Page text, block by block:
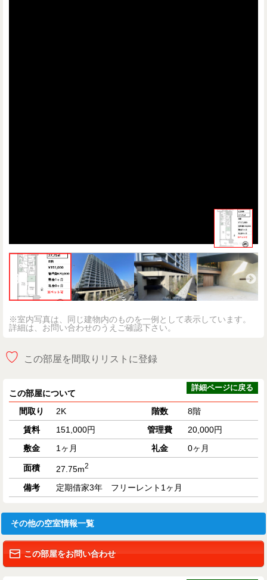
※室内写真は、同じ建物内のものを一例として表示しています。
詳細は、お問い合わせのうえご確認下さい。
♡ この部屋を間取りリストに登録
この部屋について
詳細ページに戻る
間取り 2K 階数
8階
賃料
151,000円 管理費
20,000円
敷金
1ヶ月 礼金 0ヶ月
面積 27.75m2
備考 定期借家3年 フリーレント1ヶ月
その他の空室情報一覧
この部屋をお問い合わせ